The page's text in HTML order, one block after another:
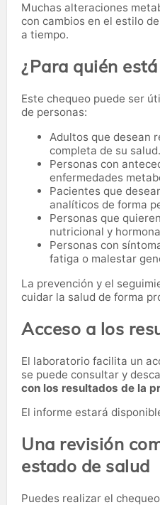
Muchas alteraciones
con cambios en el estilo
a tiempo.
¿Para quién
Este chequeo puede ser
de personas:
Adultos que desean
completa de su salud.
Personas con
enfermedades
Pacientes que
analíticos de forma
Personas que
nutricional y
Personas con
fatiga o malestar
La prevención y el
cuidar la salud de forma
Acceso a los
El laboratorio facilita un
se puede consultar y
con los resultados de la
El informe estará
Una revisión
estado de salud
Puedes realizar el